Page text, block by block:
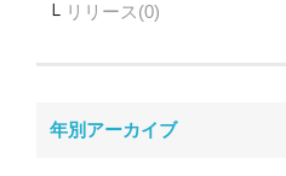
リリース
年別アーカイブ